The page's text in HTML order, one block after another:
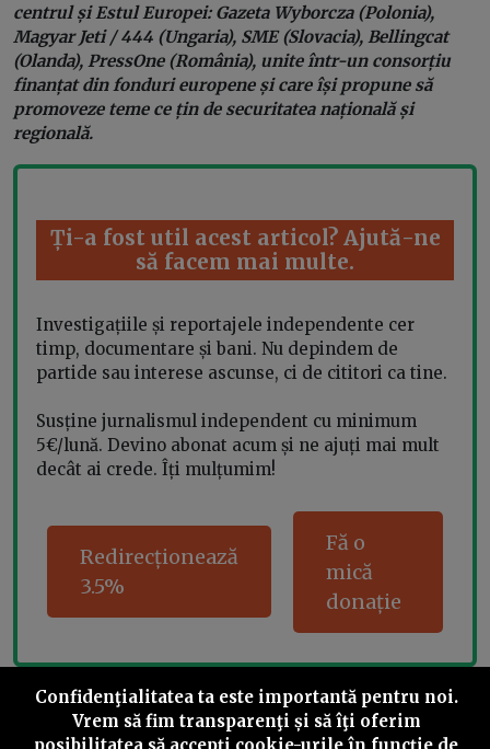
centrul și Estul Europei: Gazeta Wyborcza (Polonia),
Magyar Jeti / 444 (Ungaria), SME (Slovacia), Bellingcat
(Olanda), PressOne (România), unite într-un consorțiu
finanțat din fonduri europene și care își propune să
promoveze teme ce țin de securitatea națională și
regională.
Ți-a fost util acest articol? Ajută-ne
să facem mai multe.
Investigațiile și reportajele independente cer
timp, documentare și bani. Nu depindem de
partide sau interese ascunse, ci de cititori ca tine.
Susține jurnalismul independent cu minimum
5€/lună. Devino abonat acum și ne ajuți mai mult
decât ai crede. Îți mulțumim!
Redirecționează
3.5%
Fă o
mică
donație
Share this
Confidenţialitatea ta este importantă pentru noi.
Vrem să fim transparenţi și să îţi oferim